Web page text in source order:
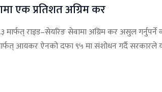
एक प्रतिशत अग्रिम कर
राइड–सेयरिङ सेवामा अग्रिम कर असुल गर्नुपर्ने
आयकर ऐनको दफा ९५ मा संशोधन गर्दै सरकारले